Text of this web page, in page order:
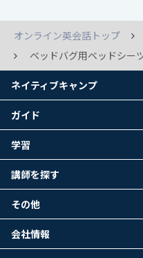
オンライン英会話トップ
ベッドバグ用ベッドシー
ネイティブキャンプ
ガイド
学習
講師を探す
その他
会社情報